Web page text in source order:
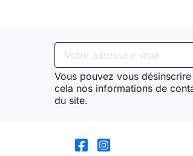
Vous pouvez vous
cela nos informations de
du site.